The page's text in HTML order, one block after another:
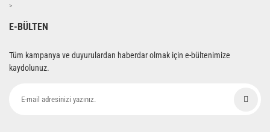
>
E-BÜLTEN
Tüm kampanya ve duyurulardan haberdar olmak için e-bültenimize
kaydolunuz.